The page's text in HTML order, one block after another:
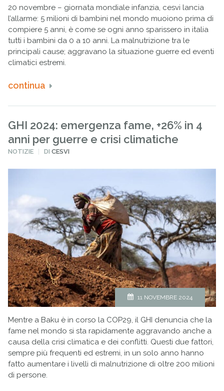
20 novembre – giornata mondiale infanzia, cesvi lancia
l’allarme: 5 milioni di bambini nel mondo muoiono prima di
compiere 5 anni, è come se ogni anno sparissero in italia
tutti i bambini da 0 a 10 anni. La malnutrizione tra le
principali cause; aggravano la situazione guerre ed eventi
climatici estremi.
continua
GHI 2024: emergenza fame, +26% in 4
anni per guerre e crisi climatiche
PUBBLICATO
NOTIZIE DICESVI
11 NOVEMBRE 2024
Mentre a Baku è in corso la COP29, il GHI denuncia che la
fame nel mondo si sta rapidamente aggravando anche a
causa della crisi climatica e dei conflitti. Questi due fattori,
sempre più frequenti ed estremi, in un solo anno hanno
fatto aumentare i livelli di malnutrizione di oltre 200 milioni
di persone.